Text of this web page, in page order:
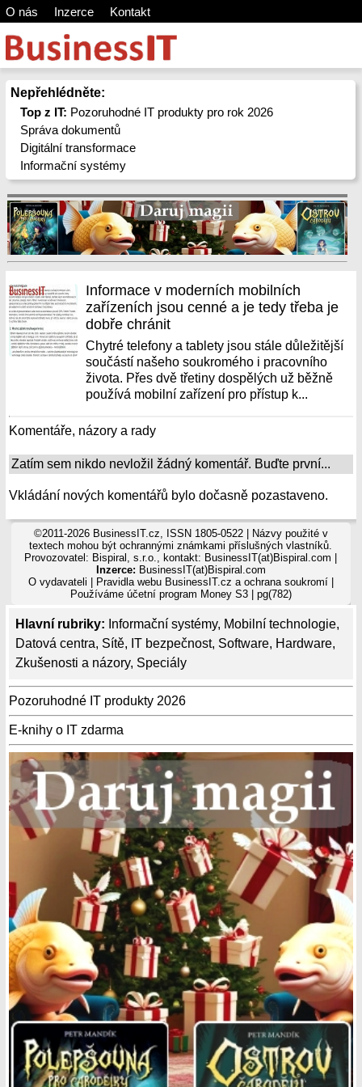
O nás Inzerce Kontakt
Nepřehlédněte:
Top z IT: Pozoruhodné IT produkty pro rok 2026
Správa dokumentů
Digitální transformace
Informační systémy
Hlavní rubriky: Informační systémy, Mobilní technologie,
Datová centra, Sítě, IT bezpečnost, Software, Hardware,
Zkušenosti a názory, Speciály
Pozoruhodné IT produkty 2026
E-knihy o IT zdarma
Informace v moderních mobilních
zařízeních jsou cenné a je tedy třeba je
dobře chránit
Chytré telefony a tablety jsou stále důležitější
součástí našeho soukromého i pracovního
života. Přes dvě třetiny dospělých už běžně
používá mobilní zařízení pro přístup k...
Komentáře, názory a rady
Zatím sem nikdo nevložil žádný komentář. Buďte první...
Vkládání nových komentářů bylo dočasně pozastaveno.
©2011-2026 BusinessIT.cz, ISSN 1805-0522 | Názvy použité v
textech mohou být ochrannými známkami příslušných vlastníků.
Provozovatel: Bispiral, s.r.o., kontakt: BusinessIT(at)Bispiral.com |
Inzerce: BusinessIT(at)Bispiral.com
O vydavateli
Pravidla webu BusinessIT.cz a ochrana soukromí|
Používáme účetní program Money S3| pg(782)